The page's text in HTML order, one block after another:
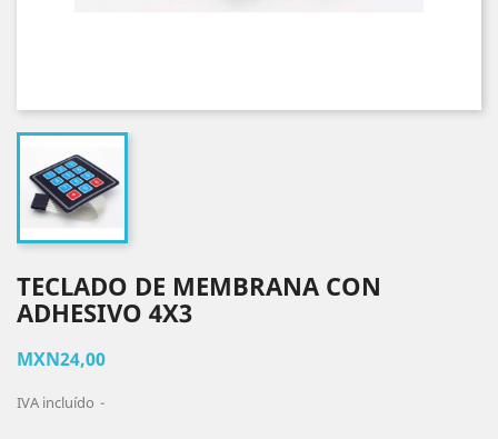
TECLADO DE MEMBRANA CON
ADHESIVO 4X3
MXN24,00
IVA incluído